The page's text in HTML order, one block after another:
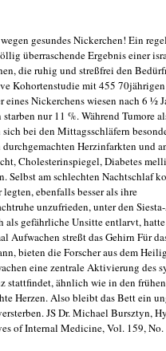
gesundes Nickerchen! Ein
überraschende Ergebnis einer
die ruhig und streßfrei den
Kohortenstudie mit 455
Nickerchens wiesen nach 6 ½
nur 11 %. Während Tumore
bei den Mittagsschläfern
Herzinfarkten und
Cholesterinspiegel, Diabetes
am schlechten Nachtschlaf
ebenfalls besser als ihre
unzufrieden, unter den
als gefährliche Unsitte entlarvt,
Aufwachen streßt das Gehirn Für
bieten die Forscher aus dem
eine zentrale Aktivierung des
stattfindet, ähnlich wie in den frühen
Herzen. Also bleibt das Bett ein
JS Dr. Michael Bursztyn,
of Internal Medicine, Vol. 159, No.